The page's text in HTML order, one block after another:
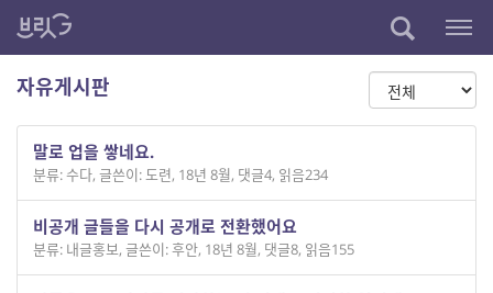
자유게시판
말로 업을 쌓네요.
분류: 수다, 글쓴이: 도련, 18년 8월, 댓글4, 읽음234
비공개 글들을 다시 공개로 전환했어요
분류: 내글홍보, 글쓴이: 후안, 18년 8월, 댓글8, 읽음155